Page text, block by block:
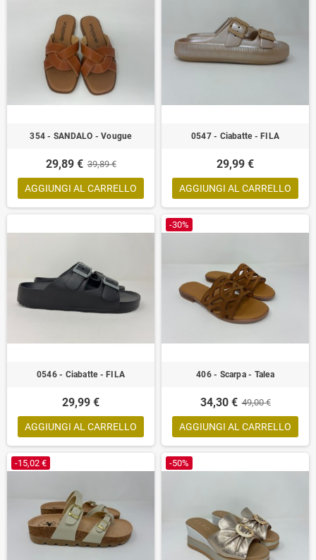
354 - SANDALO - Vougue
29,89 € 39,89 €
AGGIUNGI AL CARRELLO
0547 - Ciabatte - FILA
29,99 €
AGGIUNGI AL CARRELLO
0546 - Ciabatte - FILA
29,99 €
AGGIUNGI AL CARRELLO
-30%
406 - Scarpa - Talea
34,30 € 49,00 €
AGGIUNGI AL CARRELLO
-15,02 € -50%